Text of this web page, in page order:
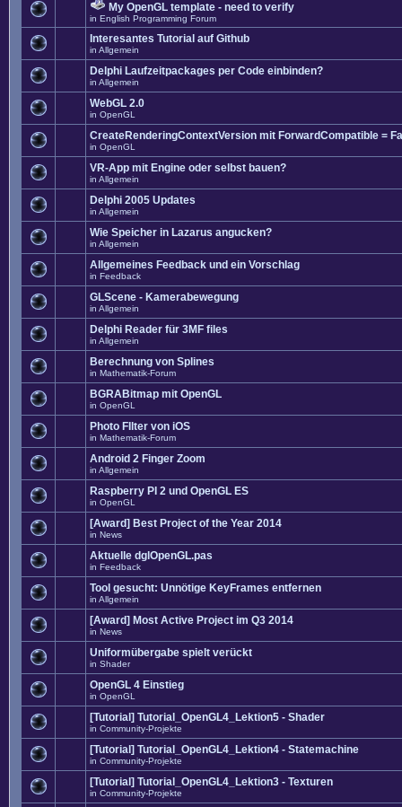
My OpenGL template - need to verify
in English Programming Forum
Interesantes Tutorial auf Github
in Allgemein
Delphi Laufzeitpackages per Code einbinden?
in Allgemein
WebGL 2.0
in OpenGL
CreateRenderingContextVersion mit ForwardCompatible =
in OpenGL
VR-App mit Engine oder selbst bauen?
in Allgemein
Delphi 2005 Updates
in Allgemein
Wie Speicher in Lazarus angucken?
in Allgemein
Allgemeines Feedback und ein Vorschlag
in Feedback
GLScene - Kamerabewegung
in Allgemein
Delphi Reader für 3MF files
in Allgemein
Berechnung von Splines
in Mathematik-Forum
BGRABitmap mit OpenGL
in OpenGL
Photo FIlter von iOS
in Mathematik-Forum
Android 2 Finger Zoom
in Allgemein
Raspberry PI 2 und OpenGL ES
in OpenGL
[Award] Best Project of the Year 2014
in News
Aktuelle dglOpenGL.pas
in Feedback
Tool gesucht: Unnötige KeyFrames entfernen
in Allgemein
[Award] Most Active Project im Q3 2014
in News
Uniformübergabe spielt verückt
in Shader
OpenGL 4 Einstieg
in OpenGL
[Tutorial] Tutorial_OpenGL4_Lektion5 - Shader
in Community-Projekte
[Tutorial] Tutorial_OpenGL4_Lektion4 - Statemachine
in Community-Projekte
[Tutorial] Tutorial_OpenGL4_Lektion3 - Texturen
in Community-Projekte